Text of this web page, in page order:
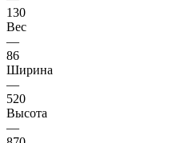
130
Вес
—
86
Ширина
—
520
Высота
—